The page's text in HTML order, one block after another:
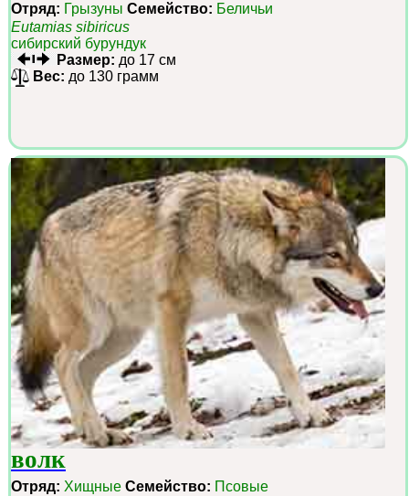
Отряд: Грызуны Семейство: Беличьи
Eutamias sibiricus
сибирский бурундук
Размер: до 17 см
Вес: до 130 грамм
волк
Отряд: Хищные Семейство: Псовые